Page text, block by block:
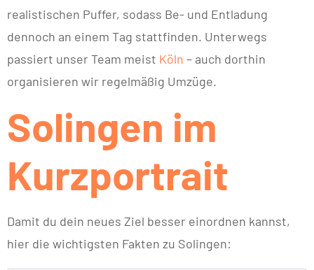
realistischen Puffer, sodass Be- und Entladung
dennoch an einem Tag stattfinden. Unterwegs
passiert unser Team meist Köln – auch dorthin
organisieren wir regelmäßig Umzüge.
Solingen im
Kurzportrait
Damit du dein neues Ziel besser einordnen kannst,
hier die wichtigsten Fakten zu Solingen: